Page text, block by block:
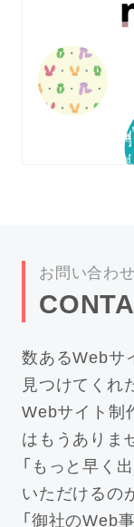
お問い合わせ
数あるWebサ
見つけてくれ
Webサイト制
はもうありま
「もっと早く
いただけるの
「御社のWeb